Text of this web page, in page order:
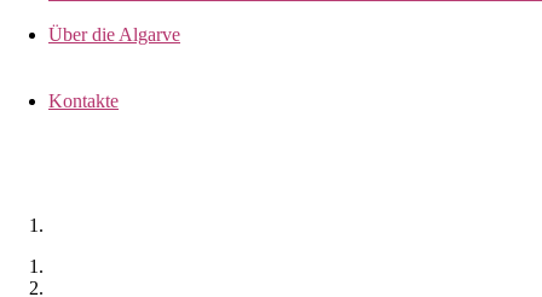
Über die Algarve
Kontakte